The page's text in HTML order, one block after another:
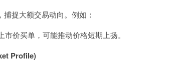
捉大额交易动向。例如：
市价买单，可能推动价格短期上扬。
Profile)